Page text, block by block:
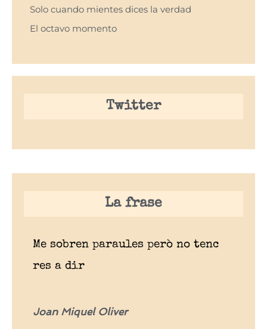
Solo cuando mientes dices la verdad
El octavo momento
Twitter
La frase
Me sobren paraules però no tenc
res a dir
Joan Miquel Oliver